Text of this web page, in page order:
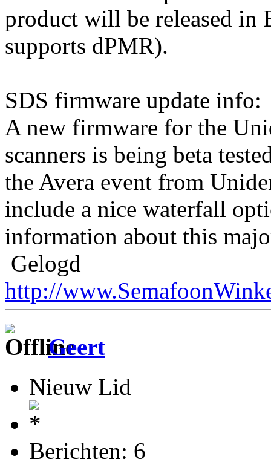
product will be released in
supports dPMR).
SDS firmware update info:
A new firmware for the
scanners is being beta
the Avera event from
include a nice waterfall
information about this
Gelogd
http://
Geert
Nieuw Lid
Berichten: 6